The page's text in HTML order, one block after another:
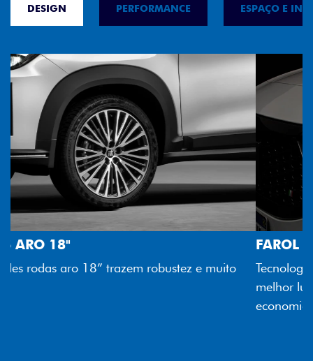
DESIGN PERFORMANCE ESPAÇO E
FAROL FULL LED
Tecnologia dos faróis totalmente em LED garante
melhor luminosidade, maior durabilidade e mais